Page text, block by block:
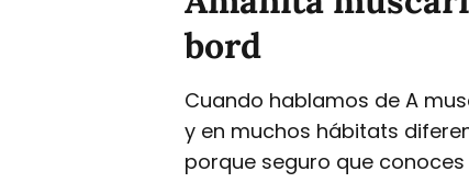
bord
Cuando hablamos de A
y en muchos hábitats
porque seguro que